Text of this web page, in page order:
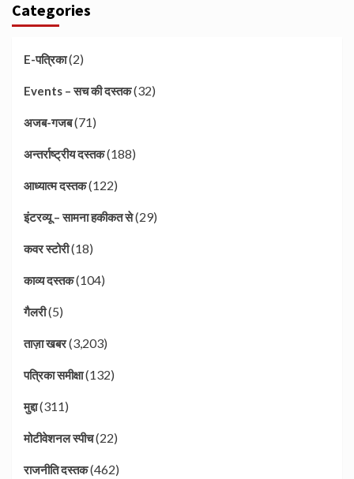
Categories
E-पत्रिका(2)
Events – सच की दस्तक(32)
अजब-गजब(71)
अन्तर्राष्ट्रीय दस्तक(188)
आध्यात्म दस्तक(122)
इंटरव्यू – सामना हकीकत से(29)
कवर स्टोरी(18)
काव्य दस्तक(104)
गैलरी(5)
ताज़ा खबर(3,203)
पत्रिका समीक्षा(132)
मुद्दा(311)
मोटीवेशनल स्पीच(22)
राजनीति दस्तक(462)